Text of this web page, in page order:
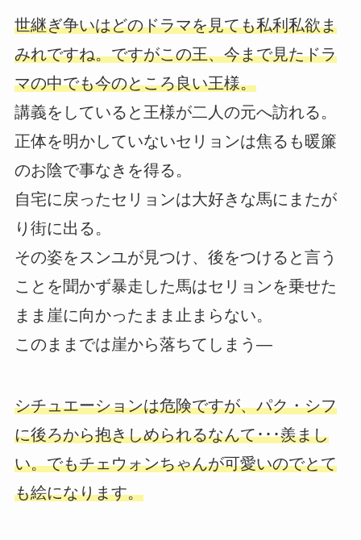
世継ぎ争いはどのドラマを見ても私利私欲ま
みれですね。ですがこの王、今まで見たドラ
マの中でも今のところ良い王様。
講義をしていると王様が二人の元へ訪れる。
正体を明かしていないセリョンは焦るも暖簾
のお陰で事なきを得る。
自宅に戻ったセリョンは大好きな馬にまたが
り街に出る。
その姿をスンユが見つけ、後をつけると言う
ことを聞かず暴走した馬はセリョンを乗せた
まま崖に向かったまま止まらない。
このままでは崖から落ちてしまう―
シチュエーションは危険ですが、パク・シフ
に後ろから抱きしめられるなんて･･･羨まし
い。でもチェウォンちゃんが可愛いのでとて
も絵になります。